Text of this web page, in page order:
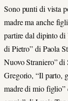
Sono punti di vista
madre ma anche
partire dal dipinto di
di Pietro” di Paola
Nuovo Straniero”
Gregorio, “Il parto,
madre di mio figlio”